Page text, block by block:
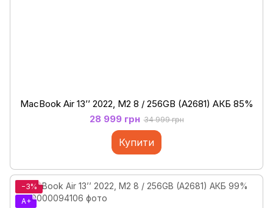
MacBook Air 13’’ 2022, М2 8 / 256GB (A2681) АКБ 85%
28 999 грн 34 999 грн
Купити
−3%
A+